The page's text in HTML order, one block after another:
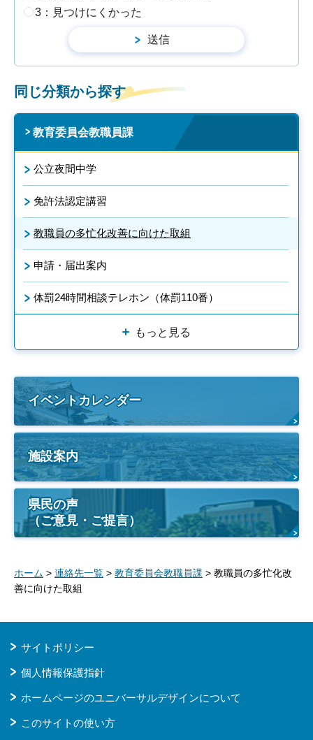
3：見つけにくかった
同じ分類から探す
教育委員会教職員課
公立夜間中学
免許法認定講習
教職員の多忙化改善に向けた取組
申請・届出案内
体罰24時間相談テレホン（体罰110番）
もっと見る
イベントカレンダー
施設案内
県民の声
（ご意見・ご提言）
ホーム > 連絡先一覧 > 教育委員会教職員課 > 教職員の多忙化改
善に向けた取組
サイトポリシー
個人情報保護指針
ホームページのユニバーサルデザインについて
このサイトの使い方